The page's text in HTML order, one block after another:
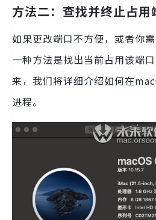
方法二：查找并终止占用
如果更改端口不方便，或者你
一种方法是找出当前占用该端
来，我们将详细介绍如何在
进程。